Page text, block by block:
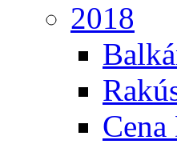
2018